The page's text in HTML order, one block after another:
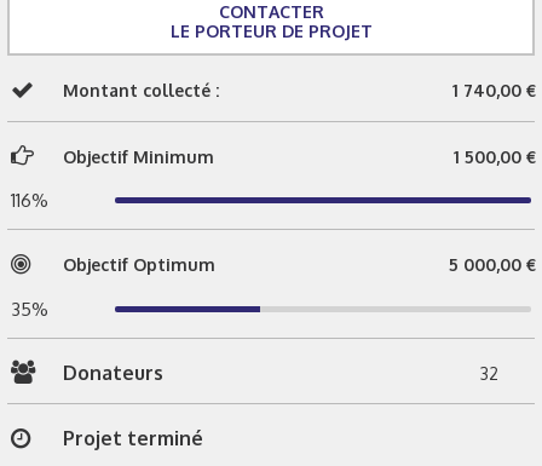
CONTACTER
LE PORTEUR DE PROJET
Montant collecté : 1 740,00 €
Objectif Minimum 1 500,00 €
116%
Objectif Optimum 5 000,00 €
35%
Donateurs 32
Projet terminé